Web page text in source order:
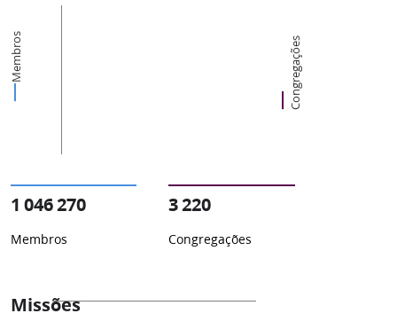
Membros Congregações
1 046 270
Membros
3 220
Congregações
Missões